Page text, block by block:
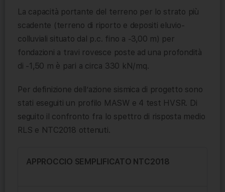
La capacità portante del terreno per lo strato più
scadente (terreno di riporto e depositi eluvio-
colluviali situato dal p.c. fino a -3,00 m) per
fondazioni a travi rovesce poste ad una profondità
di -1,50 m è pari a circa 330 kN/mq.
Per definizione dell’azione sismica di progetto sono
stati eseguiti un profilo MASW e 4 test HVSR. Di
seguito il confronto fra lo spettro di risposta medio
RLS e NTC2018 ottenuti.
APPROCCIO SEMPLIFICATO NTC2018